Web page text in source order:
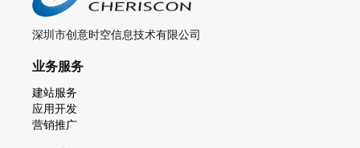
深圳市创意时空信息技术有限公司
业务服务
建站服务
应用开发
营销推广